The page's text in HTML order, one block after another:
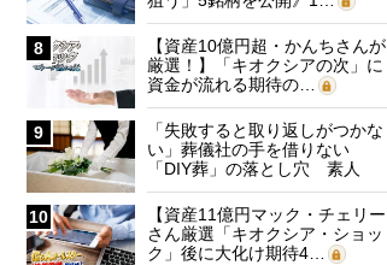
8
【資産10億円超・かんちさんが
厳選！】「キオクシアの次」に
資金が流れる期待の…
9
「失敗すると取り返しがつかな
い」葬儀社の手を借りない
「DIY葬」の落とし穴 素人
に…
10
【資産11億円マック・チェリー
さん厳選「キオクシア・ショッ
ク」後に大化け期待4…